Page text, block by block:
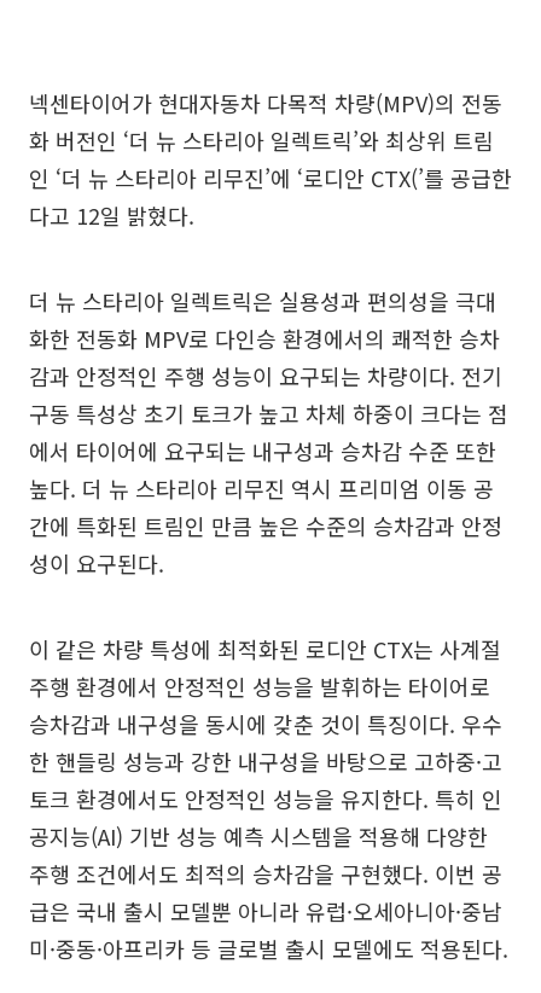
넥센타이어가 현대자동차 다목적 차량(MPV)의 전동
화 버전인 ‘더 뉴 스타리아 일렉트릭’와 최상위 트림
인 ‘더 뉴 스타리아 리무진’에 ‘로디안 CTX(’를 공급한
다고 12일 밝혔다.
더 뉴 스타리아 일렉트릭은 실용성과 편의성을 극대
화한 전동화 MPV로 다인승 환경에서의 쾌적한 승차
감과 안정적인 주행 성능이 요구되는 차량이다. 전기
구동 특성상 초기 토크가 높고 차체 하중이 크다는 점
에서 타이어에 요구되는 내구성과 승차감 수준 또한
높다. 더 뉴 스타리아 리무진 역시 프리미엄 이동 공
간에 특화된 트림인 만큼 높은 수준의 승차감과 안정
성이 요구된다.
이 같은 차량 특성에 최적화된 로디안 CTX는 사계절
주행 환경에서 안정적인 성능을 발휘하는 타이어로
승차감과 내구성을 동시에 갖춘 것이 특징이다. 우수
한 핸들링 성능과 강한 내구성을 바탕으로 고하중·고
토크 환경에서도 안정적인 성능을 유지한다. 특히 인
공지능(AI) 기반 성능 예측 시스템을 적용해 다양한
주행 조건에서도 최적의 승차감을 구현했다. 이번 공
급은 국내 출시 모델뿐 아니라 유럽·오세아니아·중남
미·중동·아프리카 등 글로벌 출시 모델에도 적용된다.